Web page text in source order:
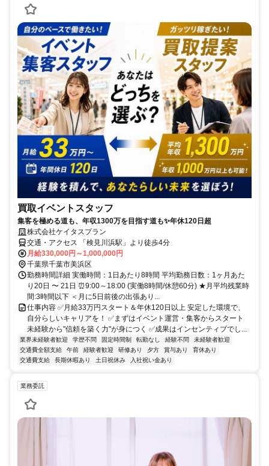
買取イベントスタッフ
集客を極める道も、年収1300万を目指す道も✨年休120日超
株式会社ケイタスプラン
交通・アクセス 「検見川浜駅」より徒歩4分
月給330,000円～1,000,000円
千葉県千葉市美浜区
勤務時間詳細 実働時間：1日あたり8時間 平均勤務日数：1ヶ月あた
り20日 〜 21日 ⏰9:00～18:00 (実働8時間/休憩60分) ★月平均残業時
間:3時間以下 ＜月に5日前後の出張あり...
仕事内容 ✅月給33万円スタート＆年休120日以上 安定した環境で、
自分らしいキャリアを！ ✅まずはイベント運営・集客からスタート
未経験から"信頼を築く力"が身につく ✅成果はインセンティブでし...
業界未経験者歓迎 学歴不問 固定時間制 転勤なし 経験不問
未経験者歓迎
交通費全額支給
午前 経験者歓迎 研修あり 夕方 賞与あり
育休あり
交通費支給
長期休暇あり 土日祝休み 入社祝い金あり
業務委託